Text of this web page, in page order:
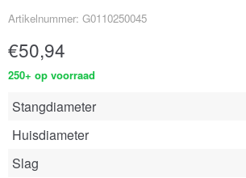
Artikelnummer: G0110250045
€50,94
250+ op voorraad
Stangdiameter
Huisdiameter
Slag